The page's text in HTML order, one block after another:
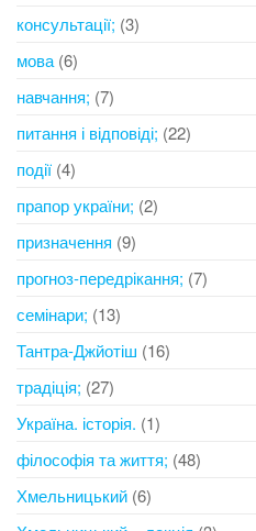
консультації; (3)
мова (6)
навчання; (7)
питання і відповіді; (22)
події (4)
прапор україни; (2)
призначення (9)
прогноз-передрікання; (7)
семінари; (13)
Тантра-Джйотіш (16)
традіція; (27)
Україна. історія. (1)
філософія та життя; (48)
Хмельницький (6)